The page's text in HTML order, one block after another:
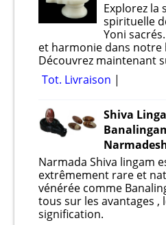
Explorez la
spirituelle
Yoni
et harmonie dans notre
Découvrez maintenant
Tot. Livraison
Shiva
Narmada Shiva lingam
extrêmement rare et
vénérée comme
tous sur les avantages ,
signification.